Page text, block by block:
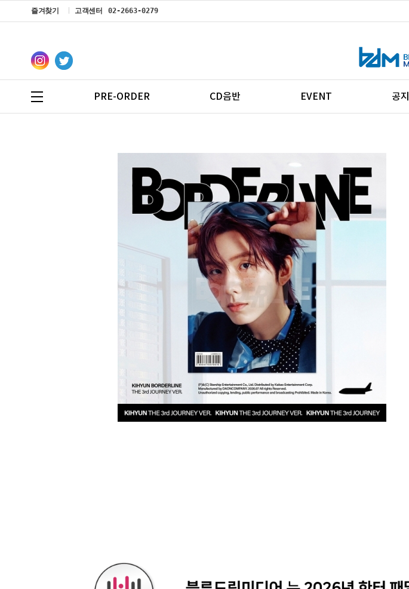
즐겨찾기 고객센터 02-2663-0279
PRE-ORDER CD음반 EVENT 공